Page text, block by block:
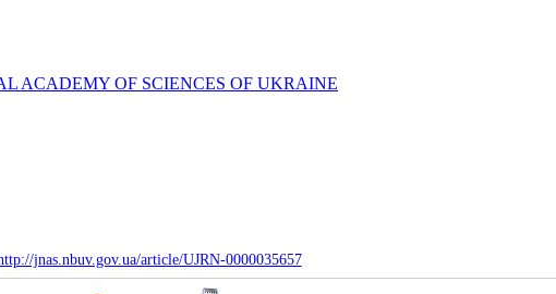
ACADEMY OF SCIENCES OF UKRAINE
jnas.nbuv.gov.ua/article/UJRN-0000035657